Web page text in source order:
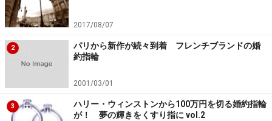
2017/08/07
2
パリから新作が続々到着 フレンチブランドの婚
約指輪
2001/03/01
3
ハリー・ウィンストンから100万円を切る婚約指輪
が！ 夢の輝きをくすり指に vol.2